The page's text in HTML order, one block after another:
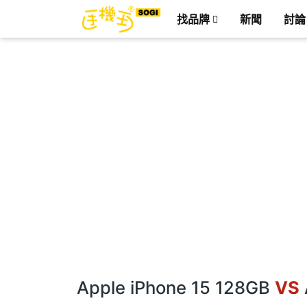
找品牌 新聞 討論
Apple iPhone 15 128GB VS